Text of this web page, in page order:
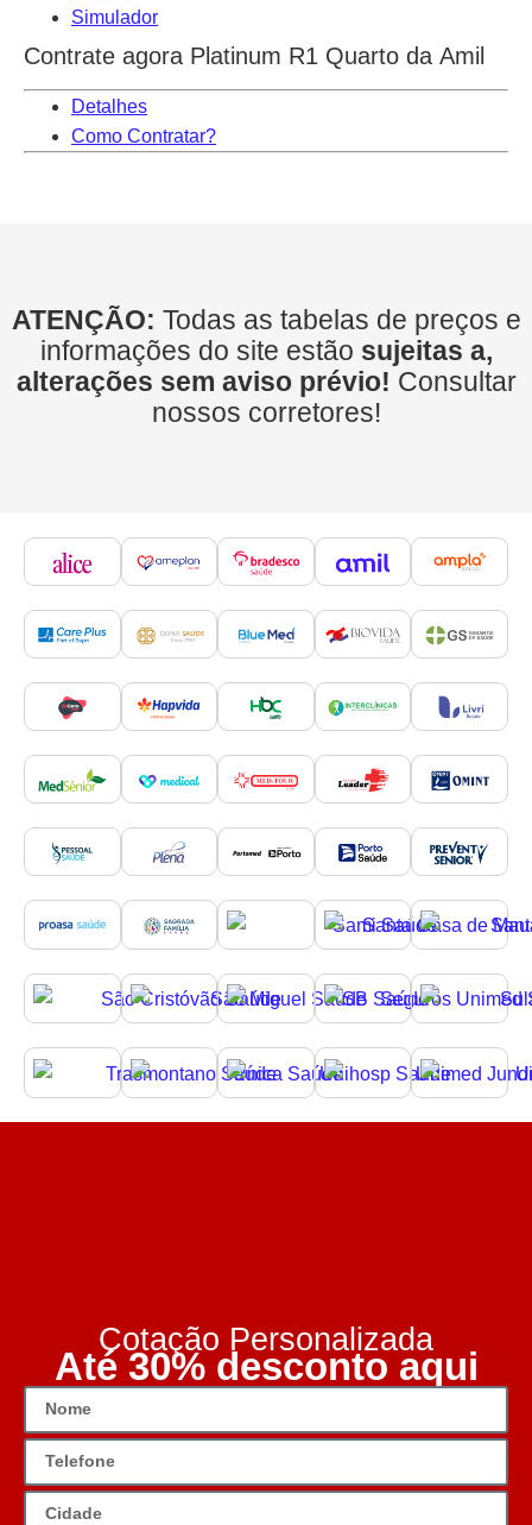
Simulador
Contrate agora Platinum R1 Quarto da Amil
Detalhes
Como Contratar?
ATENÇÃO: Todas as tabelas de preços e
informações do site estão sujeitas a,
alterações sem aviso prévio! Consultar
nossos corretores!
Cotação Personalizada
Até 30% desconto aqui